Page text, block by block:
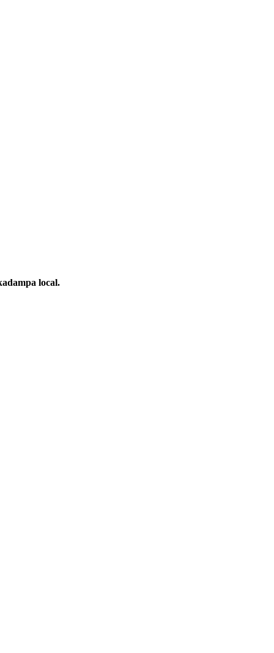
local.